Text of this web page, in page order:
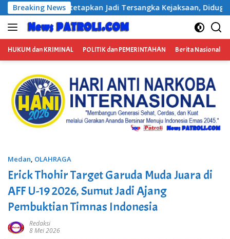
Langsung
ke
konten
Breaking News
Kejaksaan, Diduga Terima Fee 30% BP3RI Sikapi
HUKUM dan KRIMINAL POLITIK dan PEMERINTAHAN Berita Nasional
Medan, OLAHRAGA
Erick Thohir Target Garuda Muda Juara di
AFF U-19 2026, Sumut Jadi Ajang
Pembuktian Timnas Indonesia
Redaksi
8 Mei 2026